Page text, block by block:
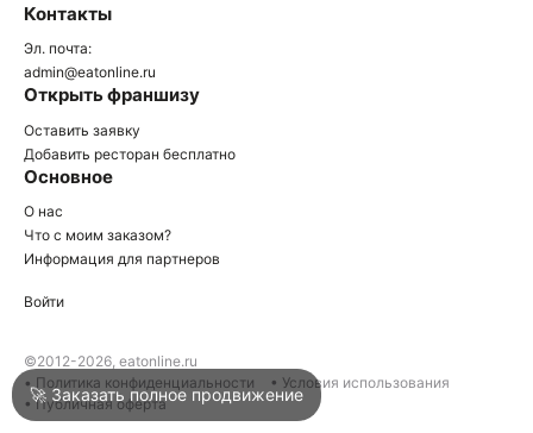
Войти
Написать в техподдержку
Контакты
Эл. почта:
admin@eatonline.ru
Открыть франшизу
Оставить заявку
Добавить ресторан бесплатно
Основное
О нас
Что с моим заказом?
Информация для партнеров
Войти
©2012-2026, eatonline.ru
• Политика конфиденциальности
• Условия использования
• Публичная оферта
🚀 Заказать полное продвижение